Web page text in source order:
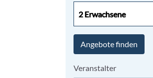
2 Erwachsene
2 Erwachsene
Angebote finden
Veranstalter